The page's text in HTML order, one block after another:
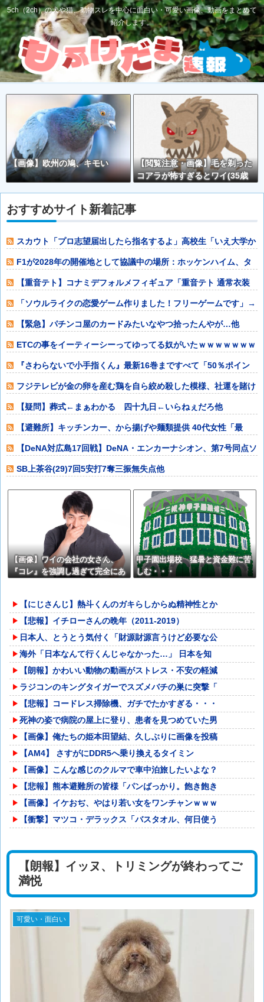
5ch（2ch）の犬や猫、動物スレを中心に面白い・可愛い画像、動画をまとめて
紹介します。
【画像】欧州の鳩、キモい
【閲覧注意・画像】毛を剃った
コアラが怖すぎるとワイ(35歳
おすすめサイト新着記事
スカウト「プロ志望届出したら指名するよ」高校生「いえ大学か
社会人に行きま
F1が2028年の開催地として協議中の場所：ホッケンハイム、タ
イ、南アフ
【重音テト】コナミデフォルメフィギュア「重音テト 通常衣装
Ver.」「重
「ソウルライクの恋愛ゲーム作りました！フリーゲームです」→
女の子と会話し
【緊急】パチンコ屋のカードみたいなやつ拾ったんやが…他
ETCの事をイーティーシーってゆってる奴がいたｗｗｗｗｗｗｗ
他
『さわらないで小手指くん』最新16巻まですべて「50％ポイン
ト還元」セー
フジテレビが金の卵を産む鶏を自ら絞め殺した模様、社運を賭け
たドル箱コンテ
【疑問】葬式←まぁわかる 四十九日←いらねぇだろ他
【避難所】キッチンカー、から揚げや麺類提供 40代女性「最
高、パン中心の
【DeNA対広島17回戦】DeNA・エンカーナシオン、第7号同点ソ
ロホー
SB上茶谷(29)7回5安打7奪三振無失点他
【画像】ワイの会社の女さん、
『コレ』を強調し過ぎて完全にあ
甲子園出場校 猛暑と資金難に苦
しむ・・・
【にじさんじ】熱斗くんのガキらしからぬ精神性とか
【悲報】イチローさんの晩年（2011-2019）
日本人、とうとう気付く「財源財源言うけど必要な公
海外「日本なんて行くんじゃなかった…」 日本を知
【朗報】かわいい動物の動画がストレス・不安の軽減
ラジコンのキングタイガーでスズメバチの巣に突撃「
【悲報】コードレス掃除機、ガチでたかすぎる・・・
死神の姿で病院の屋上に登り、患者を見つめていた男
【画像】俺たちの姫本田望結、久しぶりに画像を投稿
【AM4】 さすがにDDR5へ乗り換えるタイミン
【画像】こんな感じのクルマで車中泊旅したいよな？
【悲報】熊本避難所の皆様「パンばっかり。飽き飽き
【画像】イケおぢ、やはり若い女をワンチャンｗｗｗ
【衝撃】マツコ・デラックス「バスタオル、何日使う
【朗報】イッヌ、トリミングが終わってご
満悦
可愛い・面白い